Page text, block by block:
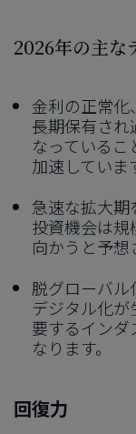
2026年の​主な​
金利の​正常化
長期保有され
なっている​
加速していま
急速な​拡大期
投資機会は​
向かうと​予想
脱グローバル
デジタル化
要する​インダ
なります。
回復力